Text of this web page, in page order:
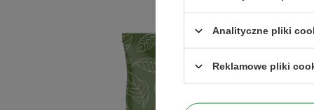
Analityczne pliki
Reklamowe pliki